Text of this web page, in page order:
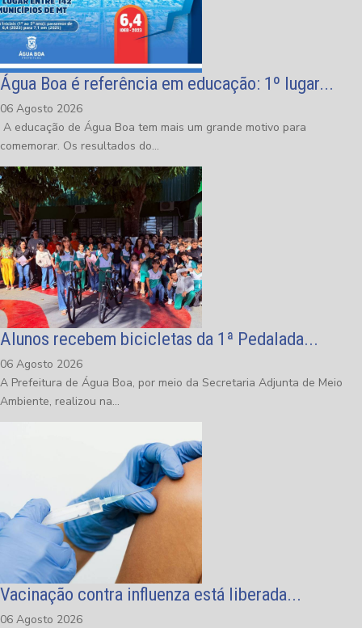
Água Boa é referência em educação: 1º lugar...
06 Agosto 2026
A educação de Água Boa tem mais um grande motivo para
comemorar. Os resultados do...
Alunos recebem bicicletas da 1ª Pedalada...
06 Agosto 2026
A Prefeitura de Água Boa, por meio da Secretaria Adjunta de Meio
Ambiente, realizou na...
Vacinação contra influenza está liberada...
06 Agosto 2026